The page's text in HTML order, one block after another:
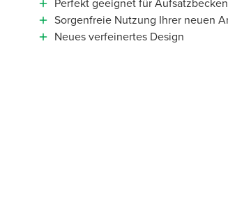
Sorgenfreie Nutzung Ihrer neuen
Neues verfeinertes Design